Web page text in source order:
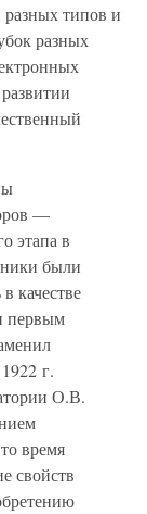
типов и
разных
—
этапа в
были
качестве
первым
г.
О.В.
время
свойств